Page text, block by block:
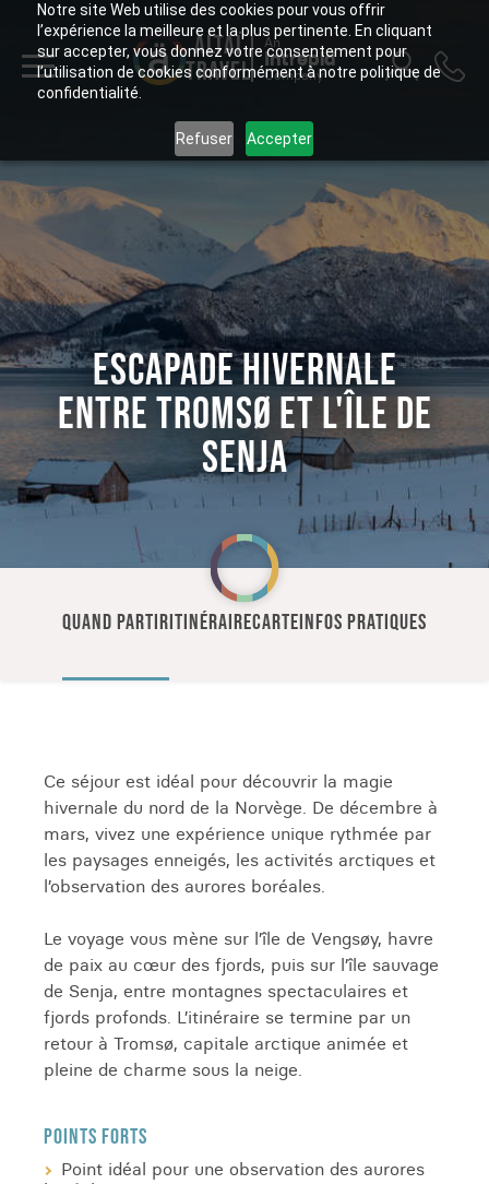
Notre site Web utilise des cookies pour vous offrir
l’expérience la meilleure et la plus pertinente. En cliquant
sur accepter, vous donnez votre consentement pour
l’utilisation de cookies conformément à notre politique de
confidentialité.
Refuser Accepter
ALTAÏ
TRAVEL
An
Intrepid
Company
ESCAPADE HIVERNALE
ENTRE TROMSØ ET L'ÎLE DE
SENJA
QUAND PARTIRITINÉRAIRECARTEINFOS PRATIQUES
Ce séjour est idéal pour découvrir la magie
hivernale du nord de la Norvège. De décembre à
mars, vivez une expérience unique rythmée par
les paysages enneigés, les activités arctiques et
l’observation des aurores boréales.
Le voyage vous mène sur l’île de Vengsøy, havre
de paix au cœur des fjords, puis sur l’île sauvage
de Senja, entre montagnes spectaculaires et
fjords profonds. L’itinéraire se termine par un
retour à Tromsø, capitale arctique animée et
pleine de charme sous la neige.
POINTS FORTS
Point idéal pour une observation des aurores